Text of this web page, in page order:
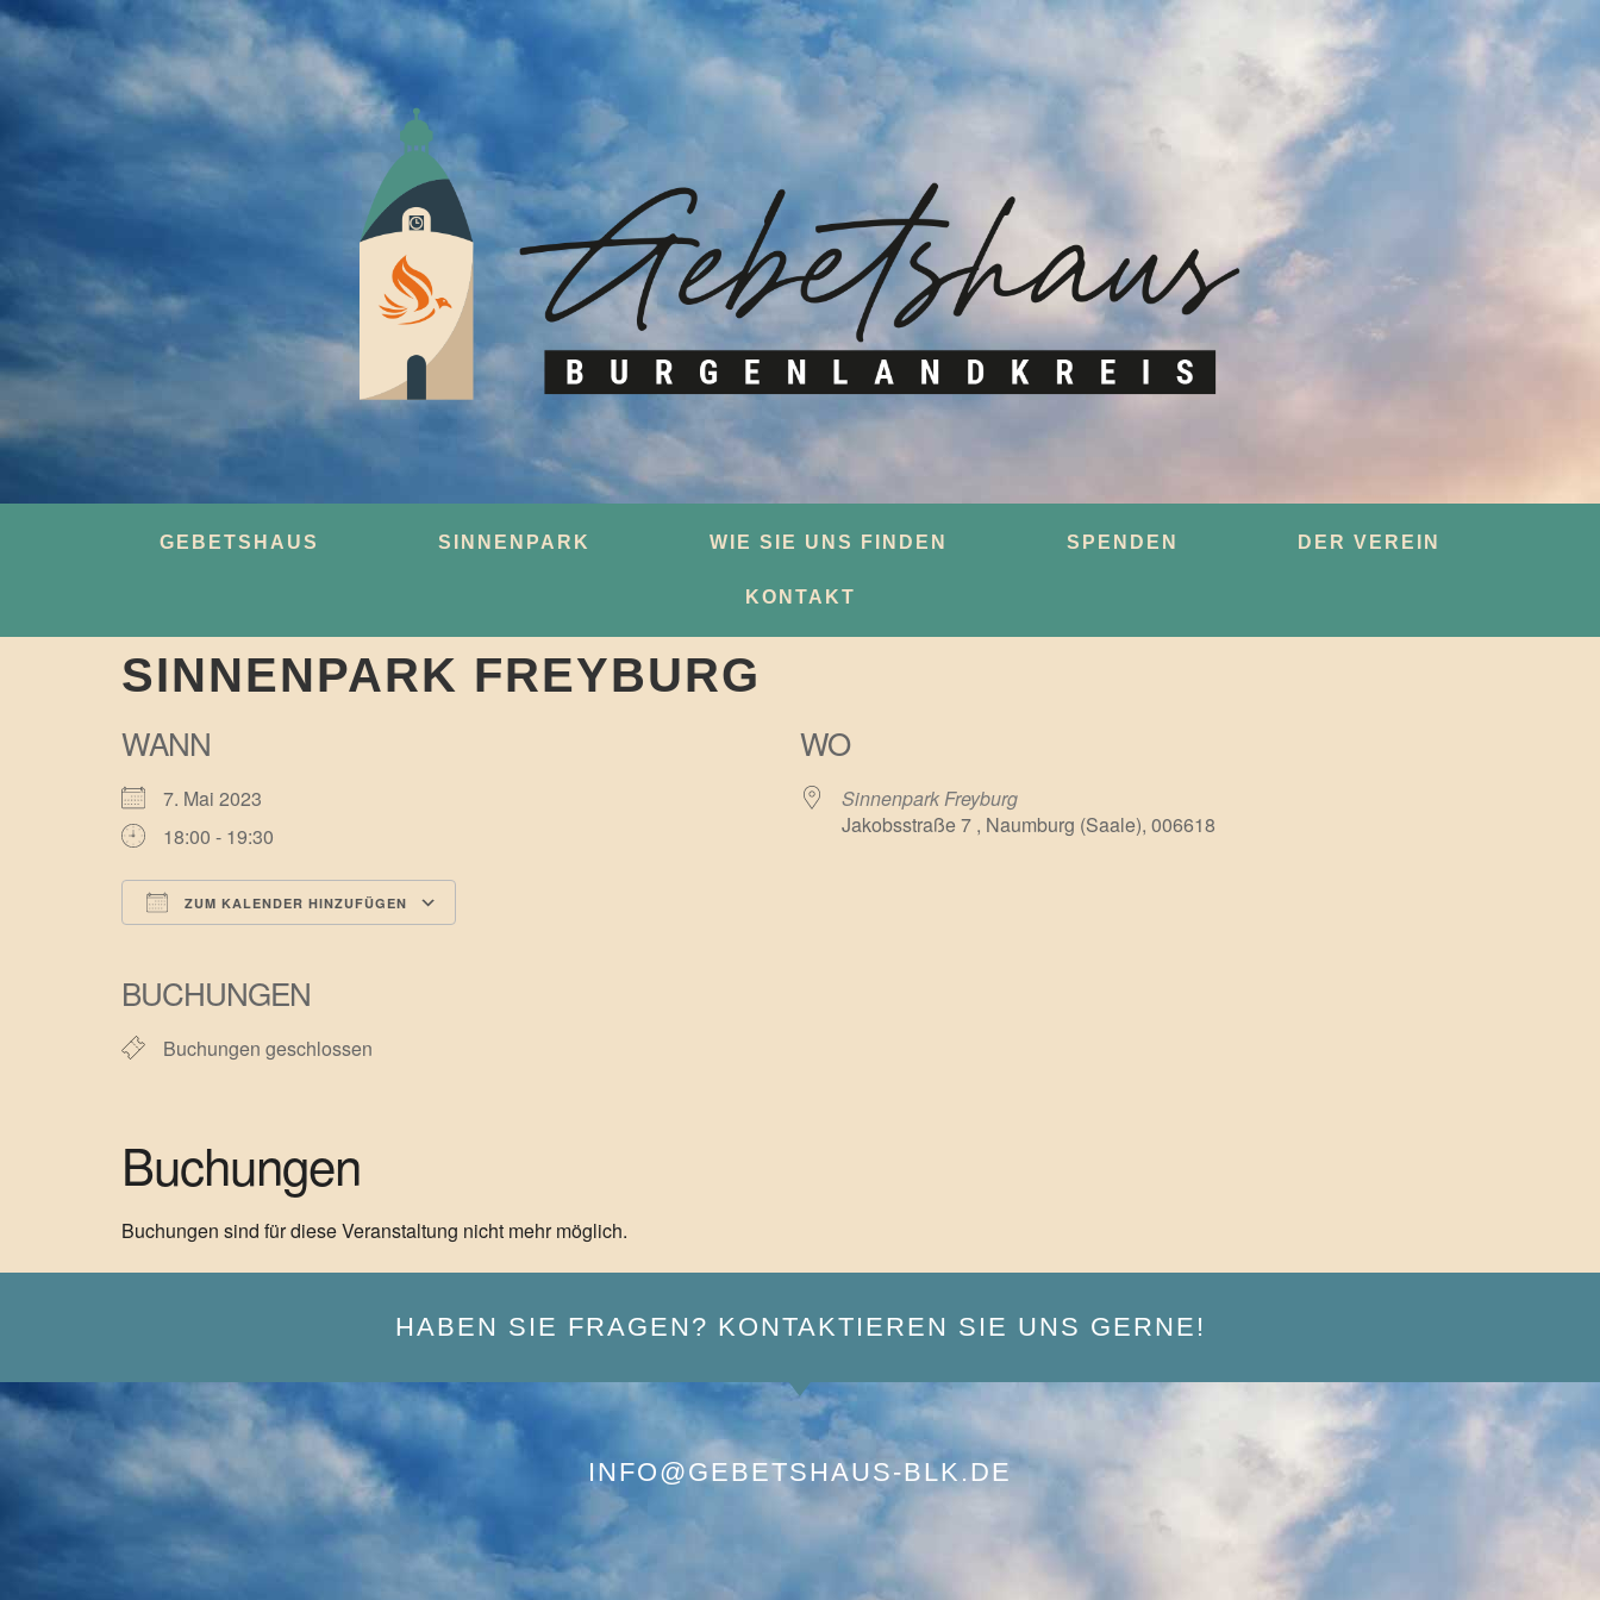
GEBETSHAUS SINNENPARK WIE SIE UNS FINDEN SPENDEN DER VEREIN
KONTAKT
SINNENPARK FREYBURG
WANN
7. Mai 2023
18:00 - 19:30
ZUM KALENDER HINZUFÜGEN
BUCHUNGEN
Buchungen geschlossen
WO
Sinnenpark Freyburg
Jakobsstraße 7 , Naumburg (Saale), 006618
Buchungen
Buchungen sind für diese Veranstaltung nicht mehr möglich.
HABEN SIE FRAGEN? KONTAKTIEREN SIE UNS GERNE!
INFO@GEBETSHAUS-BLK.DE